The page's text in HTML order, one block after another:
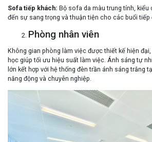
Sofa tiếp khách: Bộ sofa da màu trung tính, kiểu
đến sự sang trọng và thuận tiện cho các buổi
Phòng nhân viên
Không gian phòng làm việc được thiết kế hiện
học giúp tối ưu hiệu suất làm việc. Ánh sáng tự
lớn kết hợp với hệ thống đèn trần ánh sáng trắng
năng động và chuyên nghiệp.